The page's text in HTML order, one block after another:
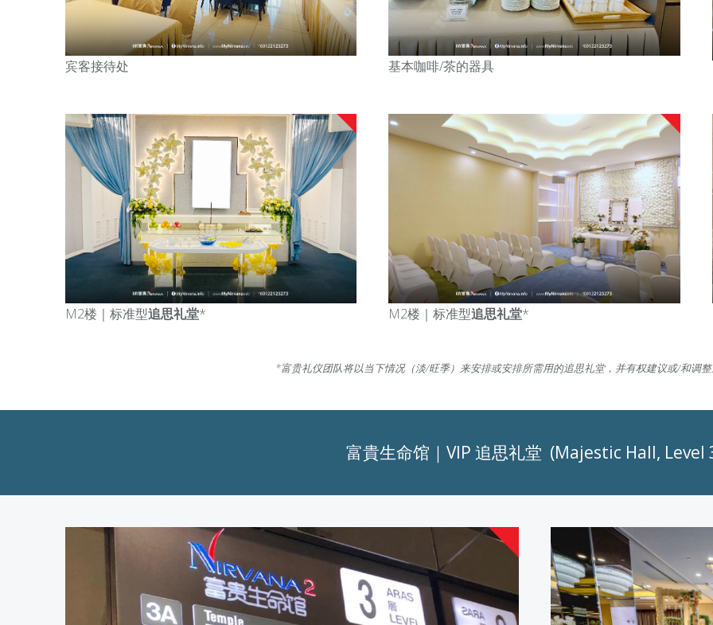
宾客接待处 基本咖啡/茶的器具
M2楼｜标准型追思礼堂* M2楼｜标准型追思礼堂*
*富贵礼仪团队将以当下情况（淡/旺季）来安排或安排所需用的追思礼堂，并有权建议或/和调
富貴生命馆｜VIP 追思礼堂 (Majestic Hall, Level